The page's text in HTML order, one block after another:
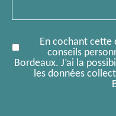
En cochant cette
conseils
Bordeaux. J’ai la
les données